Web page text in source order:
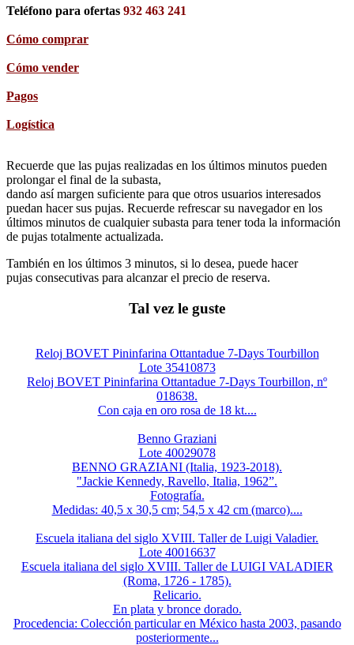
Teléfono para ofertas 932 463 241
Cómo comprar
Cómo vender
Pagos
Logística
Recuerde que las pujas realizadas en los últimos minutos pueden
prolongar el final de la subasta,
dando así margen suficiente para que otros usuarios interesados
puedan hacer sus pujas. Recuerde refrescar su navegador en los
últimos minutos de cualquier subasta para tener toda la información
de pujas totalmente actualizada.
También en los últimos 3 minutos, si lo desea, puede hacer
pujas consecutivas para alcanzar el precio de reserva.
Tal vez le guste
Reloj BOVET Pininfarina Ottantadue 7-Days Tourbillon
Lote 35410873
Reloj BOVET Pininfarina Ottantadue 7-Days Tourbillon, nº
018638.
Con caja en oro rosa de 18 kt....
Benno Graziani
Lote 40029078
BENNO GRAZIANI (Italia, 1923-2018).
"Jackie Kennedy, Ravello, Italia, 1962”.
Fotografía.
Medidas: 40,5 x 30,5 cm; 54,5 x 42 cm (marco)....
Escuela italiana del siglo XVIII. Taller de Luigi Valadier.
Lote 40016637
Escuela italiana del siglo XVIII. Taller de LUIGI VALADIER
(Roma, 1726 - 1785).
Relicario.
En plata y bronce dorado.
Procedencia: Colección particular en México hasta 2003, pasando
posteriormente...